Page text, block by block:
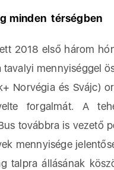
minden térségben
2018 első három
mennyiséggel
Norvégia és Svájc)
forgalmát. A
továbbra is
mennyisége
talpra állásának